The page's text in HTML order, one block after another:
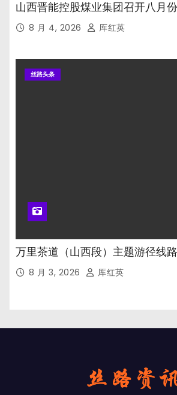
山西晋能控股煤业集团召开八月
8 月 4, 2026 厍红英
丝路头条
万里茶道（山西段）主题游径线
8 月 3, 2026 厍红英